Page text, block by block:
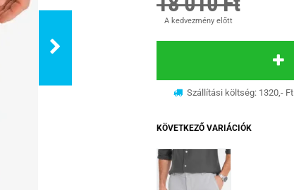
A kedvezmény előtt
Szállítási költség: 1320,- Ft
KÖVETKEZŐ VARIÁCIÓK